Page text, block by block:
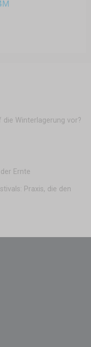
Winterlagerung vor?
Ernte
Praxis, die den